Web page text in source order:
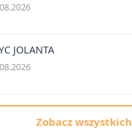
JOLANTA
Zobacz wszystkich